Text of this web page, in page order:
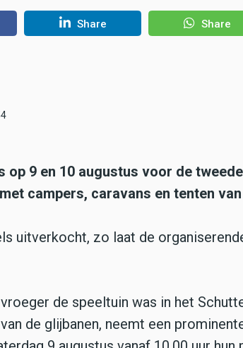
Share Share
9 en 10 augustus voor de
campers, caravans en tenten
uitverkocht, zo laat de
de speeltuin was in het
de glijbanen, neemt een